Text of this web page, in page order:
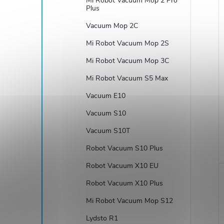
Plus
Vacuum Mop 2C
Mi Robot Vacuum Mop 2S
Mi Robot Vacuum Mop 3C
Mi Robot Vacuum S5 Max
Vacuum E10
Vacuum S10
Vacuum S10T
Robot Vacuum S10 Plus
Robot Vacuum X10 EU
Robot Vacuum X10 Plus
Mi Robot Vacuum Mop S12
Lydsto R1